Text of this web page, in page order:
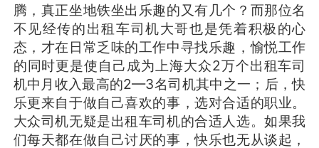
腾，真正坐地铁坐出乐趣的又有几个？而那位名
不见经传的出租车司机大哥也是凭着积极的心
态，才在日常乏味的工作中寻找乐趣，愉悦工作
的同时更是使自己成为上海大众2万个出租车司
机中月收入最高的2—3名司机其中之一；后，快
乐更来自于做自己喜欢的事，选对合适的职业。
大众司机无疑是出租车司机的合适人选。如果我
们每天都在做自己讨厌的事，快乐也无从谈起，